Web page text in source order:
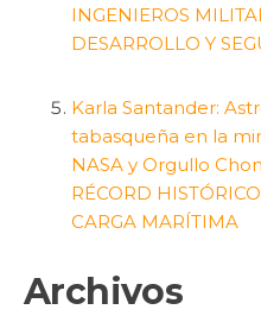
INGENIEROS
DESARROLLO Y
Karla Santander:
tabasqueña en la
NASA y Orgullo
RÉCORD
CARGA MARÍTIMA
Archivos